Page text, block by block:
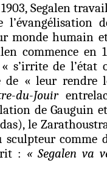
Segalen
monde humain
commence en
s’irrite de l’état
« leur rendre
du-Jouir
de Gauguin
le
sculpteur comme
: « Segalen va